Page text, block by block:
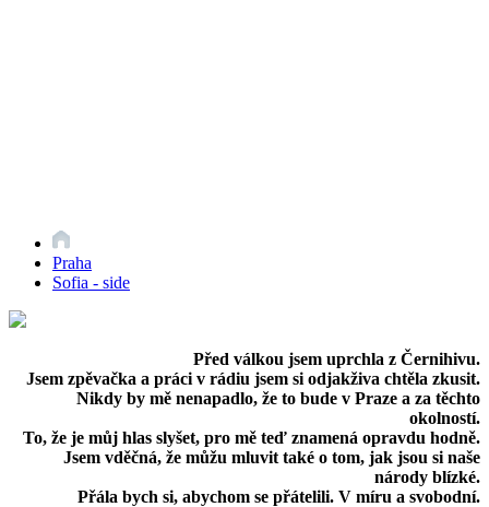
Praha
Sofia - side
Před válkou jsem uprchla z Černihivu.
Jsem zpěvačka a práci v rádiu jsem si odjakživa chtěla zkusit.
Nikdy by mě nenapadlo, že to bude v Praze a za těchto
okolností.
To, že je můj hlas slyšet, pro mě teď znamená opravdu hodně.
Jsem vděčná, že můžu mluvit také o tom, jak jsou si naše
národy blízké.
Přála bych si, abychom se přátelili. V míru a svobodní.